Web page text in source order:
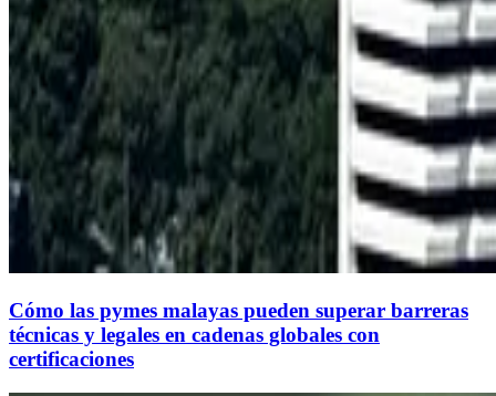
Cómo las pymes malayas pueden superar barreras
técnicas y legales en cadenas globales con
certificaciones